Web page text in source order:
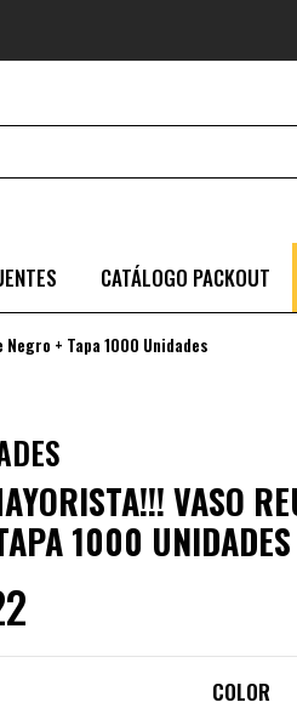
CATÁLOGO PACKOUT
Negro + Tapa 1000 Unidades
VASO
1000 UNIDADES
COLOR